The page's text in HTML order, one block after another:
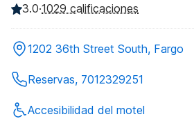
3.0·1029 calificaciones
1202 36th Street South, Fargo
Reservas, 7012329251
Accesibilidad del motel